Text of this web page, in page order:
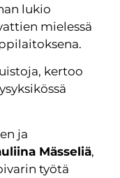
lukio
mielessä
kertoo
ja
Mässeliä,
työtä